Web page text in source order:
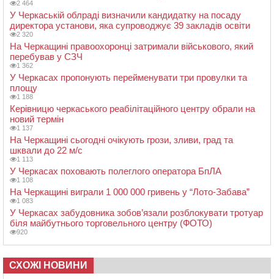
2 464
У Черкаській облраді визначили кандидатку на посаду
директора установи, яка супроводжує 39 закладів освіти
2 320
На Черкащині правоохоронці затримали військового, який
перебував у СЗЧ
1 362
У Черкасах пропонують перейменувати три провулки та
площу
1 188
Керівницю черкаського реабілітаційного центру обрали на
новий термін
1 137
На Черкащині сьогодні очікують грози, зливи, град та
шквали до 22 м/с
1 113
У Черкасах поховають полеглого оператора БпЛА
1 108
На Черкащині виграли 1 000 000 гривень у “Лото-Забава”
1 083
У Черкасах забудовника зобов’язали розблокувати тротуар
біля майбутнього торговельного центру (ФОТО)
920
СХОЖІ НОВИНИ